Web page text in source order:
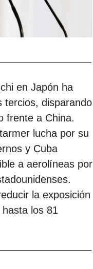
en Japón ha
tercios, disparando
frente a China.
lucha por su
y Cuba
a aerolíneas por
la exposición
los 81